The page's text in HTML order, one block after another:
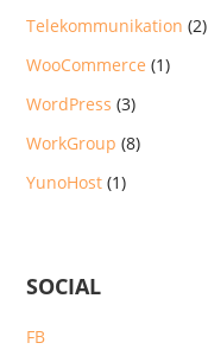
Telekommunikation (2)
WooCommerce (1)
WordPress (3)
WorkGroup (8)
YunoHost (1)
SOCIAL
FB